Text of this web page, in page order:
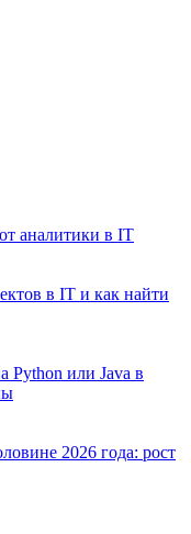
аналитики в IT
в IT и как найти
Python или Java в
2026 года: рост